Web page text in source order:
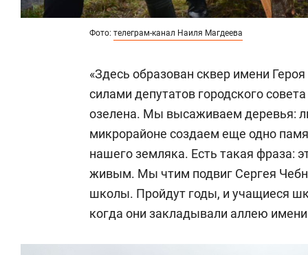
Фото: телеграм-канал Наиля Магдеева
«Здесь образован сквер имени
силами депутатов городского
озелена. Мы высаживаем деревья:
микрорайоне создаем еще одно
нашего земляка. Есть такая фраза:
живым. Мы чтим подвиг Сергея
школы. Пройдут годы, и учащиеся
когда они закладывали аллею